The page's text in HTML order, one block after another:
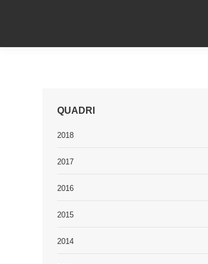
QUADRI
2018
2017
2016
2015
2014